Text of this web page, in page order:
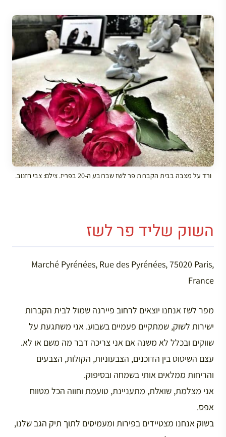
ורד על מצבה בבית הקברות פר לשז שברובע ה-20 בפריז. צילם: צבי חזנוב.
השוק שליד פר לשז
Marché Pyrénées, Rue des Pyrénées, 75020 Paris,
France
מפר לשז אנחנו יוצאים לרחוב פיירנה שמול לבית הקברות
ישירות לשוק, שמתקיים פעמיים בשבוע. אני משתגעת על
שווקים ובכלל לא משנה אם אני צריכה דבר מה משם או לא.
עצם השיטוט בין הדוכנים, הצבעוניות, הקולות, הצבעים
והריחות ממלאים אותי בשמחה ובסיפוק.
אני מצלמת, שואלת, מתעניינת, טועמת וחווה הכל מטווח
אפס.
בשוק אנחנו מצטיידים בפירות ומעמיסים לתוך תיק הגב שלנו,